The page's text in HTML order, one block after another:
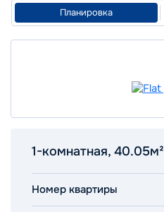
Планировка
1-комнатная, 40.05м²
Номер квартиры